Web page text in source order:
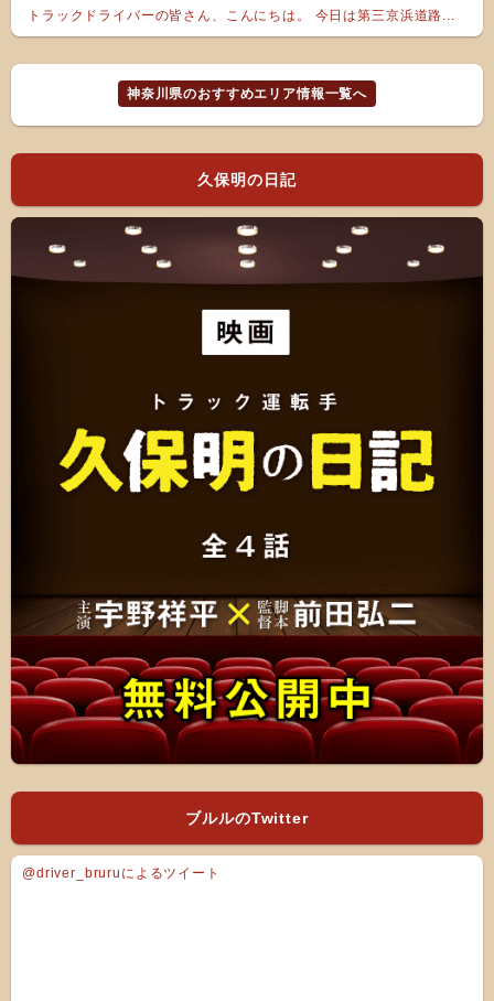
トラックドライバーの皆さん、こんにちは。 今日は第三京浜道路...
神奈川県のおすすめエリア情報一覧へ
久保明の日記
ブルルのTwitter
@driver_bruruによるツイート